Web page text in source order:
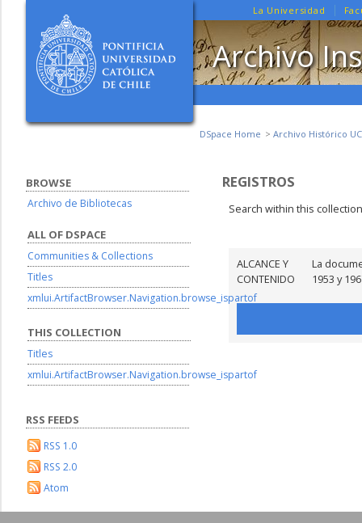
La Universidad
Archivo
DSpace Home Archivo Histórico UC
REGISTROS
Search within this
ALCANCE Y
CONTENIDO
La
1953 y
BROWSE
Archivo de Bibliotecas
ALL OF DSPACE
Communities & Collections
Titles
xmlui.ArtifactBrowser.Navigation.browse_ispartof
THIS COLLECTION
Titles
xmlui.ArtifactBrowser.Navigation.browse_ispartof
RSS FEEDS
RSS 1.0
RSS 2.0
Atom